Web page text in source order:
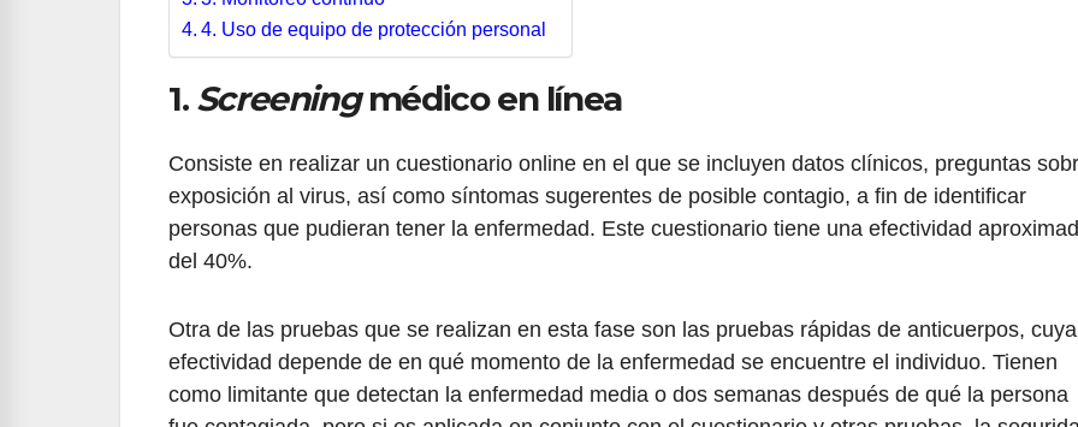
4. Uso de equipo de protección personal
1. Screeningmédico en línea
Consiste en realizar un cuestionario online en el que se incluyen datos clínicos, preguntas
exposición al virus, así como síntomas sugerentes de posible contagio, a fin de identificar
personas que pudieran tener la enfermedad. Este cuestionario tiene una efectividad
del 40%.
Otra de las pruebas que se realizan en esta fase son las pruebas rápidas de anticuerpos, cuya
efectividad depende de en qué momento de la enfermedad se encuentre el individuo. Tienen
como limitante que detectan la enfermedad media o dos semanas después de qué la persona